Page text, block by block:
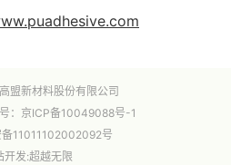
盟新材料股份有限公司
： 京ICP备10049088号-1
备11011102002092号
开发:超越无限